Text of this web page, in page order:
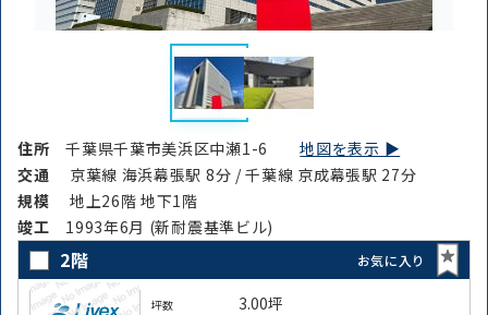
住所千葉県千葉市美浜区中瀬1-6地図を表示 ▶︎
交通
京葉線 海浜幕張駅 8分 / 千葉線 京成幕張駅 27分
規模
地上26階 地下1階
竣⼯ 1993年6月 (新耐震基準ビル)
2階 お気に入り
坪数 3.00坪